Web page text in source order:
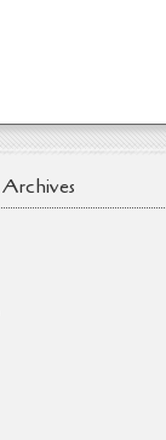
Archives